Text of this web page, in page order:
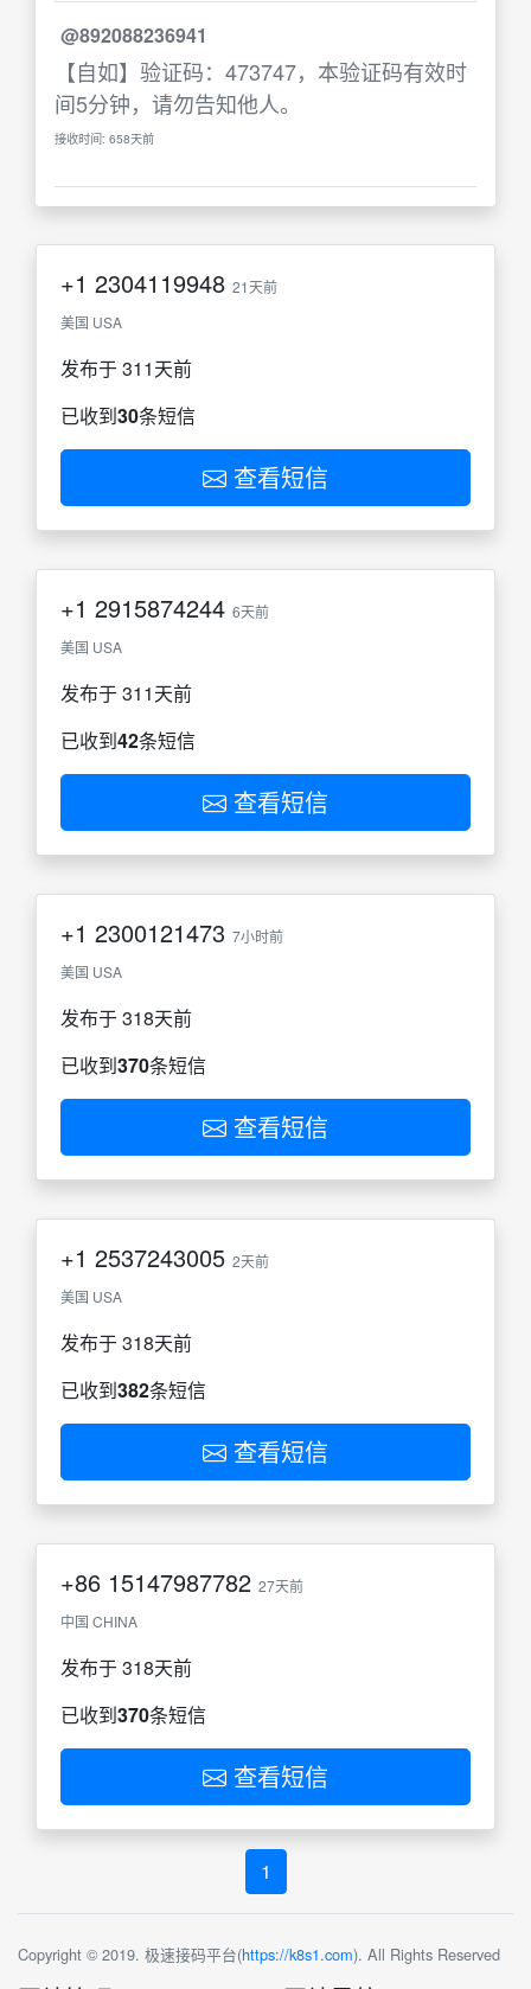
@892088236941
【自如】验证码：473747，本验证码有效时
间5分钟，请勿告知他人。
接收时间: 658天前
+1 2304119948 21天前
美国 USA
发布于 311天前
已收到30条短信
查看短信
+1 2915874244 6天前
美国 USA
发布于 311天前
已收到42条短信
查看短信
+1 2300121473 7小时前
美国 USA
发布于 318天前
已收到370条短信
查看短信
+1 2537243005 2天前
美国 USA
发布于 318天前
已收到382条短信
查看短信
+86 15147987782 27天前
中国 CHINA
发布于 318天前
已收到370条短信
查看短信
1
Copyright © 2019. 极速接码平台(https://k8s1.com). All Rights Reserved